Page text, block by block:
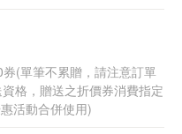
(單筆不累贈，請注意訂單
格，贈送之折價券消費指定
活動合併使用)